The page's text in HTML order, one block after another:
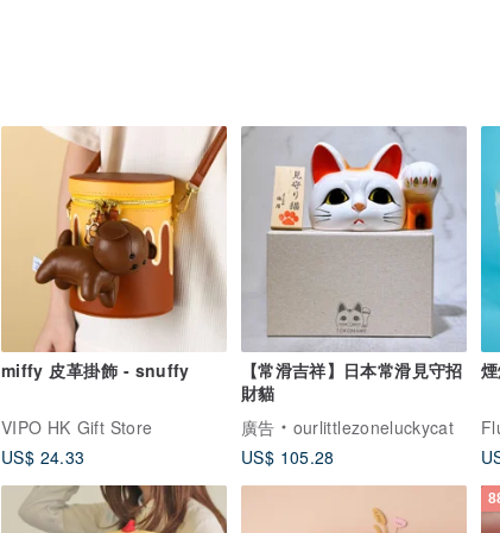
miffy 皮革掛飾 - snuffy
VIPO HK Gift Store
US$ 24.33
【常滑吉祥】日本常滑見守招
財貓
廣告
ourlittlezoneluckycat
US$ 105.28